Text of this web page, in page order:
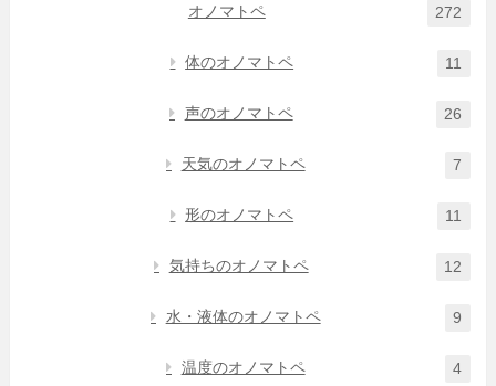
オノマトペ 272
体のオノマトペ 11
声のオノマトペ 26
天気のオノマトペ 7
形のオノマトペ 11
気持ちのオノマトペ 12
水・液体のオノマトペ 9
温度のオノマトペ 4